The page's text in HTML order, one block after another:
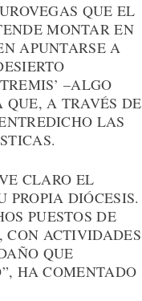
QUE EL
MONTAR EN
APUNTARSE A
–ALGO
QUE, A TRAVÉS DE
LAS
CLARO EL
PROPIA DIÓCESIS.
PUESTOS DE
CON ACTIVIDADES
QUE
HA COMENTADO